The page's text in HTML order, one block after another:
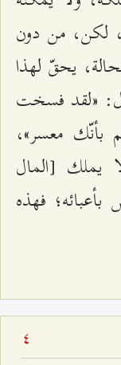
لكن، من دون
يحقّ لهذا
«لقد فسخت
بأنّك معسر»،
يملك [المال
فهذه
4